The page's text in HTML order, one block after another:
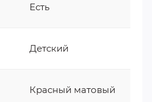
Есть
Детский
Красный матовый